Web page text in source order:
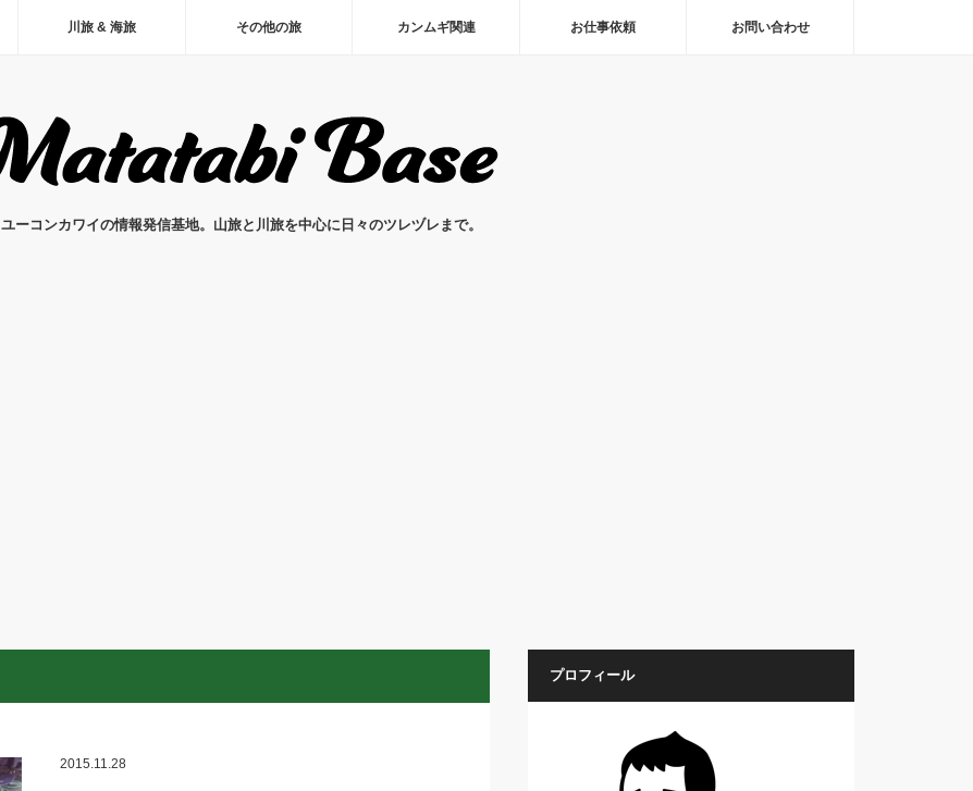
川旅 & 海旅 その他の旅 カンムギ関連 お仕事依頼 お問い合わせ
ユーコンカワイの情報発信基地。山旅と川旅を中心に日々のツレヅレまで。
2015.11.28
プロフィール